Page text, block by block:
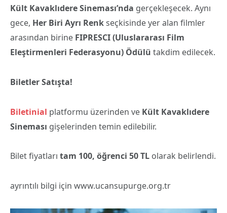
Kült Kavaklıdere Sineması’nda gerçekleşecek. Aynı
gece, Her Biri Ayrı Renkseçkisinde yer alan filmler
arasından birine FIPRESCI (Uluslararası Film
Eleştirmenleri Federasyonu) Ödülü takdim edilecek.
Biletler Satışta!
Biletinial platformu üzerinden ve Kült Kavaklıdere
Sineması gişelerinden temin edilebilir.
Bilet fiyatları tam 100, öğrenci 50 TL olarak belirlendi.
ayrıntılı bilgi için www.ucansupurge.org.tr